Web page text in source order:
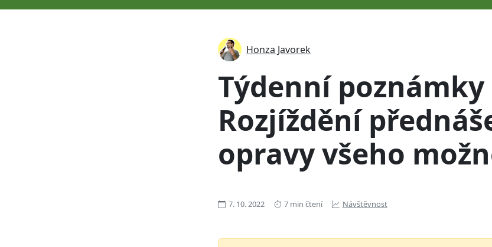
Honza Javorek
Týdenní poznámky
Rozjíždění
opravy všeho
7. 10. 2022 7 min čtení Návštěvnost